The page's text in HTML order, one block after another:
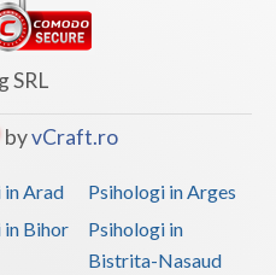
SRL
byvCraft.ro
in Arad
Psihologi in Arges
in Bihor
Psihologi in
Bistrita-Nasaud